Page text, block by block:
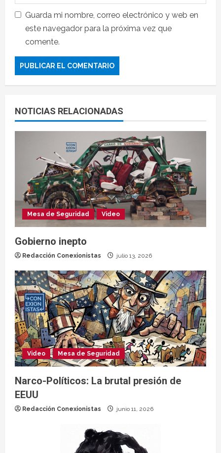
Guarda mi nombre, correo electrónico y web en
este navegador para la próxima vez que
comente.
NOTICIAS RELACIONADAS
Mesa de Seguridad Video
Gobierno inepto
Redacción Conexionistas julio 13, 2026
Video Mesa de Seguridad
Narco-Políticos: La brutal presión de
EEUU
Redacción Conexionistas junio 11, 2026